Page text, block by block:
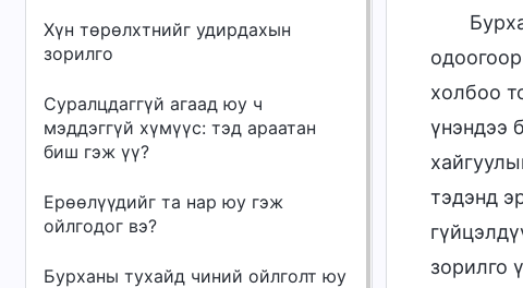
Хүн төрөлхтнийг удирдахын
зорилго
Суралцдаггүй агаад юу ч
мэддэггүй хүмүүс: тэд араатан
биш гэж үү?
Ерөөлүүдийг та нар юу гэж
ойлгодог вэ?
Бурханы тухайд чиний ойлголт юу
холбоо
үнэндээ
тэдэнд
зорилго